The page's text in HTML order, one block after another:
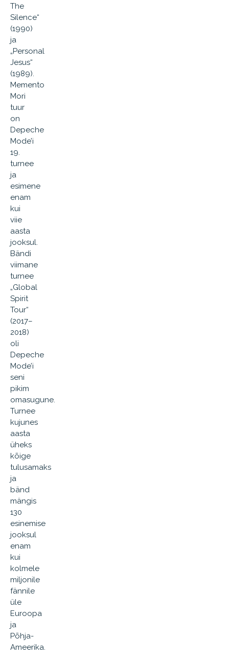
The
Silence“
(1990)
ja
„Personal
Jesus“
(1989).
Memento
Mori
tuur
on
Depeche
Mode’i
19.
turnee
ja
esimene
enam
kui
viie
aasta
jooksul.
Bändi
viimane
turnee
„Global
Spirit
Tour“
(2017–
2018)
oli
Depeche
Mode’i
seni
pikim
omasugune.
Turnee
kujunes
aasta
üheks
kõige
tulusamaks
ja
bänd
mängis
130
esinemise
jooksul
enam
kui
kolmele
miljonile
fännile
üle
Euroopa
ja
Põhja-
Ameerika.